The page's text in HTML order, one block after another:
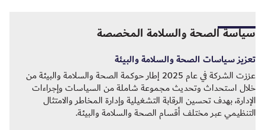
سياسة الصحة والسلامة المخصصة
تعزيز سياسات الصحة والسلامة والبيئة
عززت الشركة في عام 2025 إطار حوكمة الصحة والسلامة والبيئة من
خلال استحداث وتحديث مجموعة شاملة من السياسات وإجراءات
الإدارة، بهدف تحسين الرقابة التشغيلية وإدارة المخاطر والامتثال
التنظيمي عبر مختلف أقسام الصحة والسلامة والبيئة.